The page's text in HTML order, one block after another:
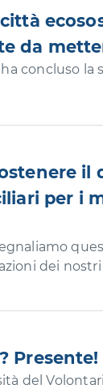
da
concluso la
il
per i
dei
Presente!
del